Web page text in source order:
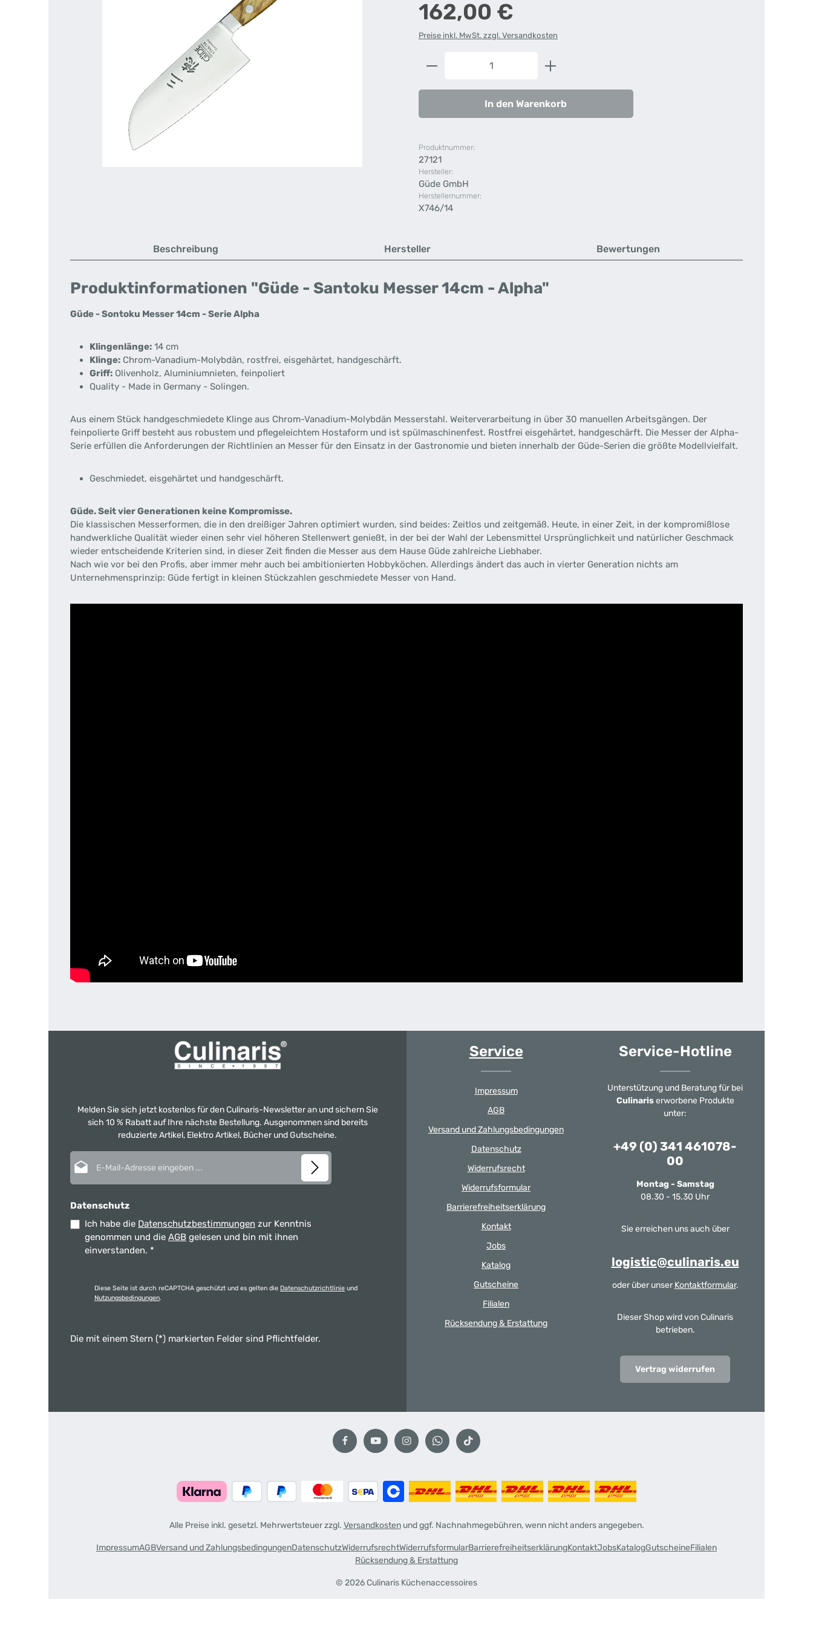
162,00 €
Preise inkl. MwSt. zzgl. Versandkosten
Produkt Anzahl: Gib den gewünschten Wert ein oder
In den Warenkorb
Produktnummer:
27121
Hersteller:
Güde GmbH
Herstellernummer:
X746/14
Beschreibung Hersteller Bewertungen
Produktinformationen "Güde - Santoku Messer 14cm - Alpha"
Güde - Sontoku Messer 14cm - Serie Alpha
Klingenlänge: 14 cm
Klinge: Chrom-Vanadium-Molybdän, rostfrei, eisgehärtet, handgeschärft.
Griff: Olivenholz, Aluminiumnieten, feinpoliert
Quality - Made in Germany - Solingen.
Aus einem Stück handgeschmiedete Klinge aus Chrom-Vanadium-Molybdän Messerstahl. Weiterverarbeitung in über 30 manuellen Arbeitsgängen. Der
feinpolierte Griff besteht aus robustem und pflegeleichtem Hostaform und ist spülmaschinenfest. Rostfrei eisgehärtet, handgeschärft. Die Messer der Alpha-
Serie erfüllen die Anforderungen der Richtlinien an Messer für den Einsatz in der Gastronomie und bieten innerhalb der Güde-Serien die größte Modellvielfalt.
Geschmiedet, eisgehärtet und handgeschärft.
Güde. Seit vier Generationen keine Kompromisse.
Die klassischen Messerformen, die in den dreißiger Jahren optimiert wurden, sind beides: Zeitlos und zeitgemäß. Heute, in einer Zeit, in der kompromißlose
handwerkliche Qualität wieder einen sehr viel höheren Stellenwert genießt, in der bei der Wahl der Lebensmittel Ursprünglichkeit und natürlicher Geschmack
wieder entscheidende Kriterien sind, in dieser Zeit finden die Messer aus dem Hause Güde zahlreiche Liebhaber.
Nach wie vor bei den Profis, aber immer mehr auch bei ambitionierten Hobbyköchen. Allerdings ändert das auch in vierter Generation nichts am
Unternehmensprinzip: Güde fertigt in kleinen Stückzahlen geschmiedete Messer von Hand.
Melden Sie sich jetzt kostenlos für den Culinaris-Newsletter an und sichern Sie
sich 10 % Rabatt auf Ihre nächste Bestellung. Ausgenommen sind bereits
reduzierte Artikel, Elektro Artikel, Bücher und Gutscheine.
Datenschutz
Ich habe die Datenschutzbestimmungen zur Kenntnis
genommen und die AGB gelesen und bin mit ihnen
einverstanden. *
Diese Seite ist durch reCAPTCHA geschützt und es gelten die Datenschutzrichtlinie und
Nutzungsbedingungen.
Die mit einem Stern (*) markierten Felder sind Pflichtfelder.
Service
Impressum
AGB
Versand und Zahlungsbedingungen
Datenschutz
Widerrufsrecht
Widerrufsformular
Barrierefreiheitserklärung
Kontakt
Jobs
Katalog
Gutscheine
Filialen
Rücksendung & Erstattung
Service-Hotline
Unterstützung und Beratung für bei
Culinariserworbene Produkte
unter:
+49 (0) 341 461078-
00
Montag - Samstag
08.30 - 15.30 Uhr
Sie erreichen uns auch über
logistic@culinaris.eu
oder über unser Kontaktformular.
Dieser Shop wird von Culinaris
betrieben.
Vertrag widerrufen
Alle Preise inkl. gesetzl. Mehrwertsteuer zzgl. Versandkostenund ggf. Nachnahmegebühren, wenn nicht anders angegeben.
© 2026 Culinaris Küchenaccessoires
ImpressumAGBVersand und ZahlungsbedingungenDatenschutzWiderrufsrechtWiderrufsformularBarrierefreiheitserklärungKontaktJobsKatalogGutscheineFilialen
Rücksendung & Erstattung